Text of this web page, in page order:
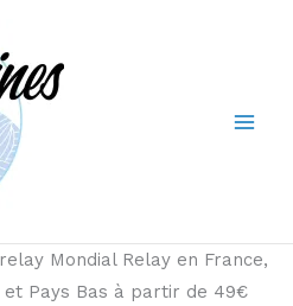
Mondial Relay en France,
et Pays Bas à partir de 49€